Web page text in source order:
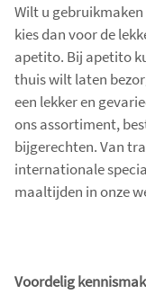
Wilt u
kies dan voor de
apetito. Bij apetito
thuis wilt laten
een lekker en
ons assortiment,
bijgerechten. Van
internationale
maaltijden in onze
Voordelig